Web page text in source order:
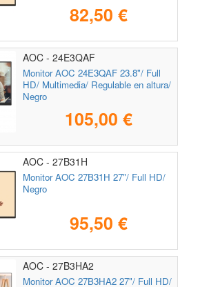
82,50 €
AOC - 24E3QAF
Monitor AOC 24E3QAF 23.8"/ Full
HD/ Multimedia/ Regulable en altura/
Negro
105,00 €
AOC - 27B31H
Monitor AOC 27B31H 27"/ Full HD/
Negro
95,50 €
AOC - 27B3HA2
Monitor AOC 27B3HA2 27"/ Full HD/